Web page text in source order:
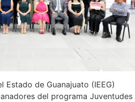
Estado de Guanajuato (IEEG)
del programa Juventudes